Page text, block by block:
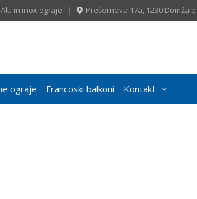
Alu in inox ograje | Prešernova 17a, 1230 Domžale
ograje Francoski balkoni Kontakt